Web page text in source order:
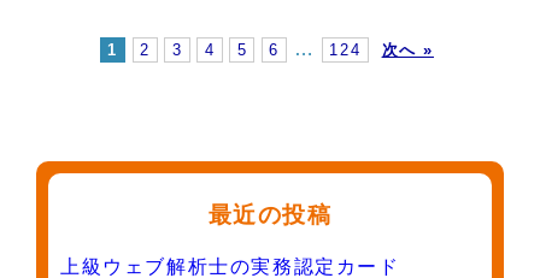
1 2 3 4 5 6 … 124 次へ »
最近の投稿
上級ウェブ解析士の実務認定カード